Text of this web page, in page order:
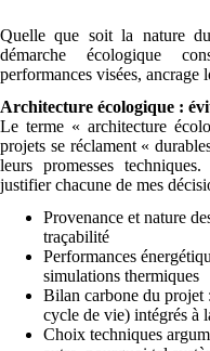
Quelle que soit la nature
démarche écologique
performances visées, ancrage
Architecture écologique :
Le terme « architecture
projets se réclament «
leurs promesses
justifier chacune de mes
Provenance et nature
traçabilité
Performances
simulations thermiques
Bilan carbone du
cycle de vie) intégrés à
Choix techniques